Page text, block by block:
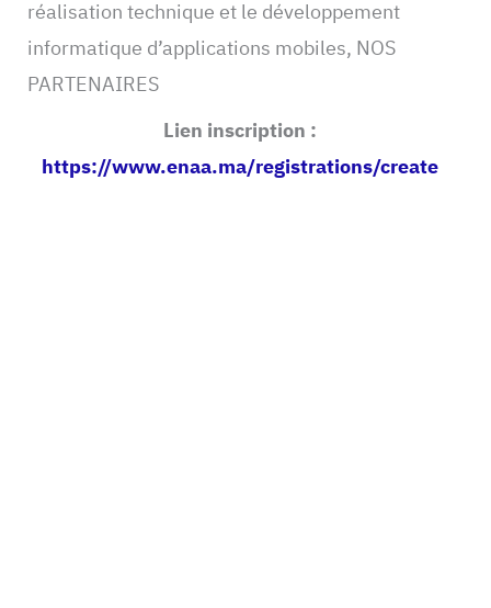
réalisation technique et le développement
informatique d’applications mobiles, NOS
PARTENAIRES
Lien inscription :
https://www.enaa.ma/registrations/create